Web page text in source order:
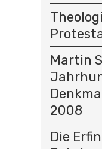
Martin
2008
Die